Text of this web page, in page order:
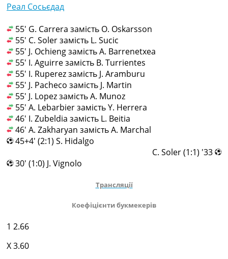
Реал Сосьєдад
55' G. Carrera замість O. Oskarsson
55' C. Soler замість L. Sucic
55' J. Ochieng замість A. Barrenetxea
55' I. Aguirre замість B. Turrientes
55' I. Ruperez замість J. Aramburu
55' J. Pacheco замість J. Martin
55' J. Lopez замість A. Munoz
55' A. Lebarbier замість Y. Herrera
46' I. Zubeldia замість L. Beitia
46' A. Zakharyan замість A. Marchal
45+4' (2:1) S. Hidalgo
30' (1:0) J. Vignolo
Трансляції
Коефіцієнти букмекерів
1 2.66
X3.60